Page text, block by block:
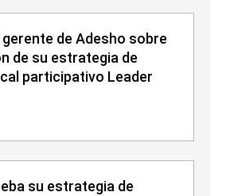
de Adesho sobre
de su estrategia de
participativo Leader
su estrategia de